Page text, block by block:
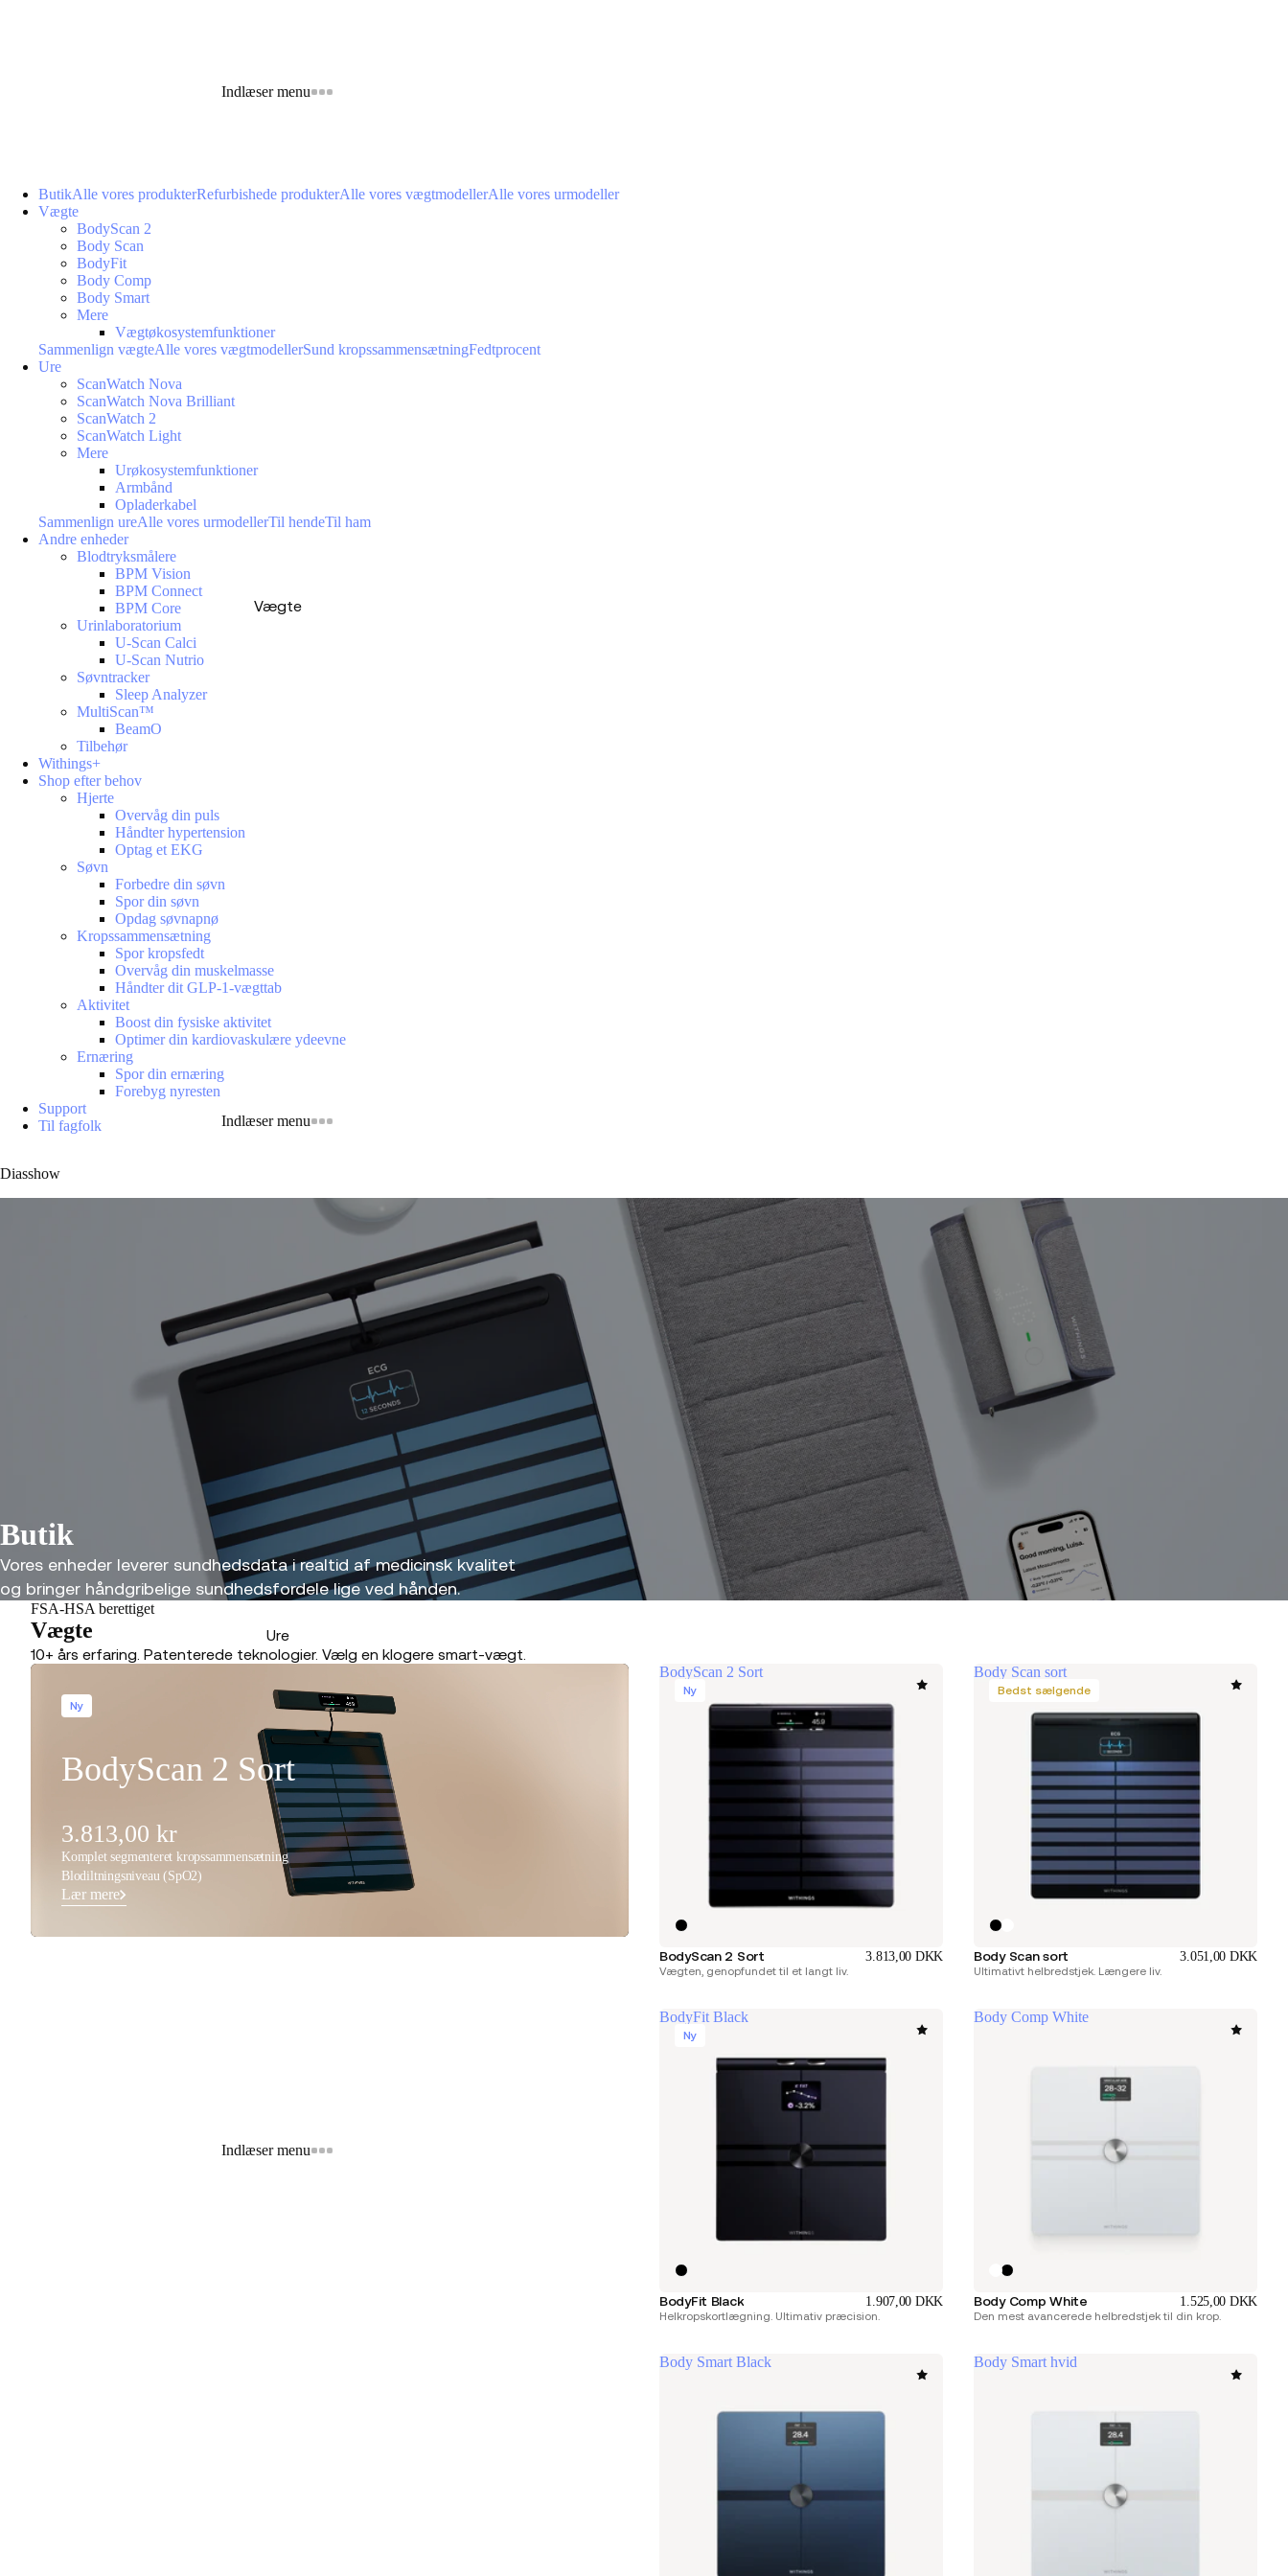
Indlæser menu
Vægte
Indlæser menu
Ure
Indlæser menu
ButikAlle vores produkterRefurbishede produkterAlle vores vægtmodellerAlle vores urmodeller
Vægte
BodyScan 2
Body Scan
BodyFit
Body Comp
Body Smart
Mere
Vægtøkosystemfunktioner
Sammenlign vægteAlle vores vægtmodellerSund kropssammensætningFedtprocent
Ure
ScanWatch Nova
ScanWatch Nova Brilliant
ScanWatch 2
ScanWatch Light
Mere
Urøkosystemfunktioner
Armbånd
Opladerkabel
Sammenlign ureAlle vores urmodellerTil hendeTil ham
Andre enheder
Blodtryksmålere
BPM Vision
BPM Connect
BPM Core
Urinlaboratorium
U-Scan Calci
U-Scan Nutrio
Søvntracker
Sleep Analyzer
MultiScan™
BeamO
Tilbehør
Withings+
Shop efter behov
Hjerte
Overvåg din puls
Håndter hypertension
Optag et EKG
Søvn
Forbedre din søvn
Spor din søvn
Opdag søvnapnø
Kropssammensætning
Spor kropsfedt
Overvåg din muskelmasse
Håndter dit GLP-1-vægttab
Aktivitet
Boost din fysiske aktivitet
Optimer din kardiovaskulære ydeevne
Ernæring
Spor din ernæring
Forebyg nyresten
Support
Til fagfolk
Diasshow
Butik
Vores enheder leverer sundhedsdata i realtid af medicinsk kvalitet
og bringer håndgribelige sundhedsfordele lige ved hånden.
FSA-HSA berettiget
Vægte
10+ års erfaring. Patenterede teknologier. Vælg en klogere smart-vægt.
Ny
BodyScan 2 Sort
3.813,00 kr
Komplet segmenteret kropssammensætning
Blodiltningsniveau (SpO2)
Lær mere
BodyScan 2 Sort
Ny
BodyScan 2 Sort 3.813,00 DKK
Vægten, genopfundet til et langt liv.
Body Scan sort
Bedst sælgende
Body Scan sort 3.051,00 DKK
Ultimativt helbredstjek. Længere liv.
BodyFit Black
Ny
BodyFit Black 1.907,00 DKK
Helkropskortlægning. Ultimativ præcision.
Body Comp White
Body Comp White 1.525,00 DKK
Den mest avancerede helbredstjek til din krop.
Body Smart Black Body Smart hvid